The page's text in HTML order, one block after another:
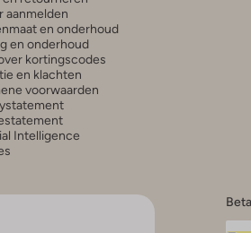
aanmelden
en onderhoud
en onderhoud
kortingscodes
en klachten
voorwaarden
Intelligence